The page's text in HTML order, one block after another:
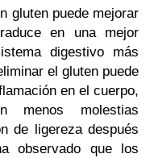
gluten puede mejorar
en una mejor
digestivo más
el gluten puede
en el cuerpo,
menos molestias
de ligereza después
observado que los